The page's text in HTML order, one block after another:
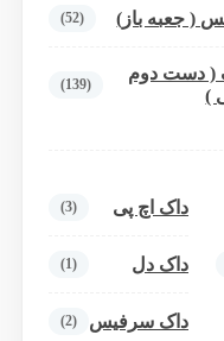
( جعبه باز) (52)
( دست دوم
)
(139)
داک اچ پی (3)
داک دل (1)
داک سرفیس (2)